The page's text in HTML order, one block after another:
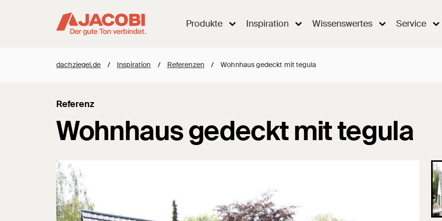
Produkte Inspiration Wissenswertes Service
dachziegel.de / Inspiration / Referenzen / Wohnhaus gedeckt mit tegula
Wohnhaus gedeckt mit tegula
Referenz